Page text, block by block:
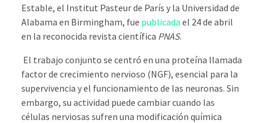
Estable, el Institut Pasteur de París y la Universidad de
Alabama en Birmingham, fue publicada el 24 de abril
en la reconocida revista científica PNAS.
El trabajo conjunto se centró en una proteína llamada
factor de crecimiento nervioso (NGF), esencial para la
supervivencia y el funcionamiento de las neuronas. Sin
embargo, su actividad puede cambiar cuando las
células nerviosas sufren una modificación química